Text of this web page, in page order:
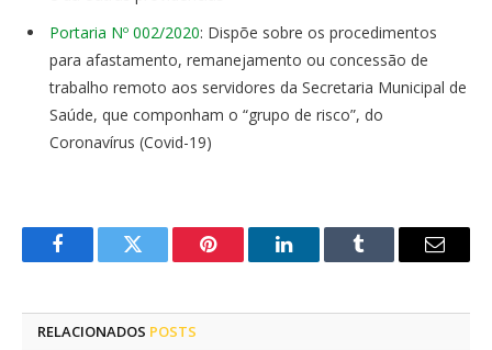
Portaria Nº 002/2020: Dispõe sobre os procedimentos
para afastamento, remanejamento ou concessão de
trabalho remoto aos servidores da Secretaria Municipal de
Saúde, que componham o “grupo de risco”, do
Coronavírus (Covid-19)
FacebookTwitter Pinterest LinkedInTumblr
E-
RELACIONADOS POSTS